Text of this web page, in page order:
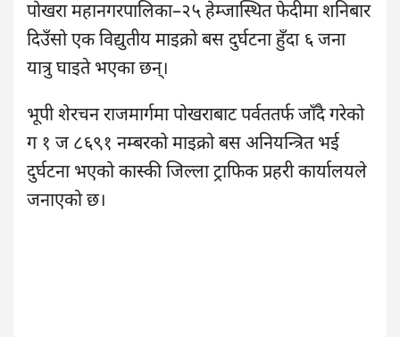
पोखरा महानगरपालिका–२५ हेम्जास्थित फेदीमा शनिबार
दिउँसो एक विद्युतीय माइक्रो बस दुर्घटना हुँदा ६ जना
यात्रु घाइते भएका छन्।
भूपी शेरचन राजमार्गमा पोखराबाट पर्वततर्फ जाँदै गरेको
ग १ ज ८६९१ नम्बरको माइक्रो बस अनियन्त्रित भई
दुर्घटना भएको कास्की जिल्ला ट्राफिक प्रहरी कार्यालयले
जनाएको छ।